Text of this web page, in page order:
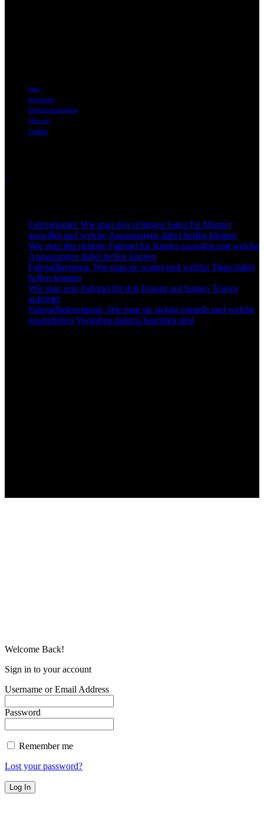
Start
Impressum
Datenschutzerklärung
Über uns
SiteMap
Fahrradsattel: Wie man den richtigen Sattel für Männer
auswählt und welche Anpassungen dabei helfen können
Wie man das richtige Fahrrad für Kinder auswählt und welche
Anpassungen dabei helfen können
Fahrradbremsen: Wie man sie wartet und welche Tipps dabei
helfen können
Wie man sein Fahrrad für den Einsatz auf langen Touren
aufrüstet
Fahrradbeleuchtung: Wie man sie richtig einstellt und welche
gesetzlichen Vorgaben dabezu beachten sind
Welcome Back!
Sign in to your account
Username or Email Address
Password
Remember me
Lost your password?